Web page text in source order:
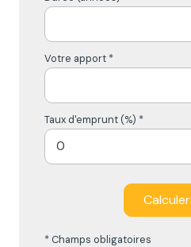
Votre apport *
Taux d'emprunt (%) *
Calculer
* Champs obligatoires